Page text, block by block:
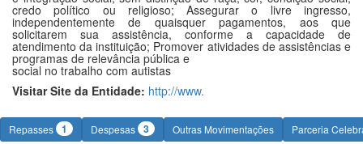
credo político ou religioso; Assegurar o livre ingresso,
independentemente de quaisquer pagamentos, aos que
solicitarem sua assistência, conforme a capacidade de
atendimento da instituição; Promover atividades de assistências e
programas de relevância pública e
social no trabalho com autistas
Visitar Site da Entidade: http://www.
Repasses 1 Despesas 3 Outras Movimentações Parceria